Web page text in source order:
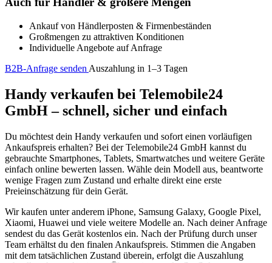
Ankauf von Händlerposten & Firmenbeständen
Großmengen zu attraktiven Konditionen
Individuelle Angebote auf Anfrage
B2B-Anfrage senden Auszahlung in 1–3 Tagen
Handy verkaufen bei Telemobile24
GmbH – schnell, sicher und einfach
Du möchtest dein Handy verkaufen und sofort einen vorläufigen
Ankaufspreis erhalten? Bei der Telemobile24 GmbH kannst du
gebrauchte Smartphones, Tablets, Smartwatches und weitere Geräte
einfach online bewerten lassen. Wähle dein Modell aus, beantworte
wenige Fragen zum Zustand und erhalte direkt eine erste
Preieinschätzung für dein Gerät.
Wir kaufen unter anderem iPhone, Samsung Galaxy, Google Pixel,
Xiaomi, Huawei und viele weitere Modelle an. Nach deiner Anfrage
sendest du das Gerät kostenlos ein. Nach der Prüfung durch unser
Team erhältst du den finalen Ankaufspreis. Stimmen die Angaben
mit dem tatsächlichen Zustand überein, erfolgt die Auszahlung